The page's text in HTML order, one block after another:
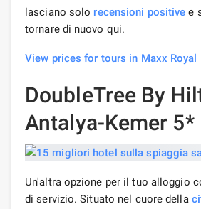
lasciano solo recensioni positive e
tornare di nuovo qui.
View prices for tours in Maxx Royal
DoubleTree By
Antalya-Kemer 5*
Un'altra opzione per il tuo alloggio
di servizio. Situato nel cuore della